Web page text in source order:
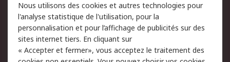
du site
Politique de protection
des données - Mise à
jour
Sécurité des E-mails
Nous utilisons des cookies et autres technologies pour
l'analyse statistique de l'utilisation, pour la
personnalisation et pour l’affichage de publicités sur des
sites internet tiers. En cliquant sur
« Accepter et fermer», vous acceptez le traitement des